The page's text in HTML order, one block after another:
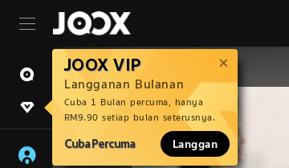
JOOX VIP
Langganan Bulanan
Cuba 1 Bulan percuma, hanya
RM9.90 setiap bulan seterusnya.
Cuba Percuma Langgan